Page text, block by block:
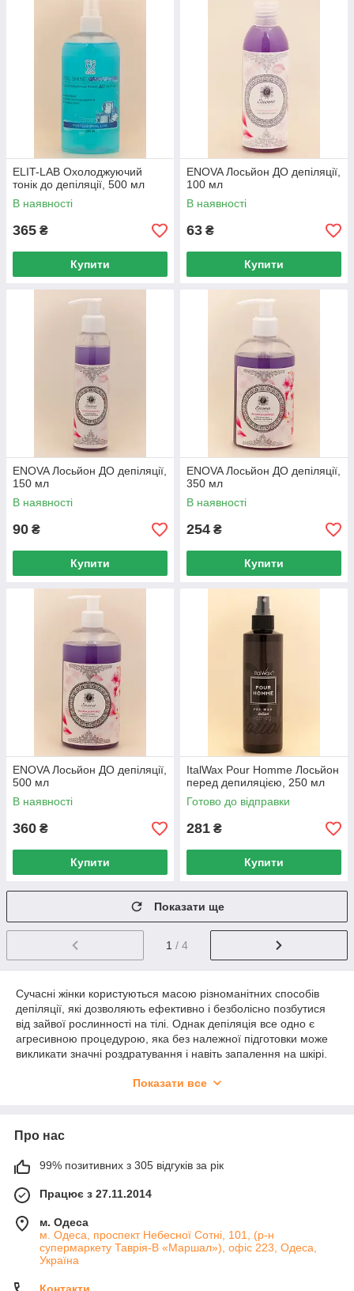
ELIT-LAB Охолоджуючий
тонік до депіляції, 500 мл
В наявності
365 ₴
Купити
ENOVA Лосьйон ДО депіляції,
100 мл
В наявності
63 ₴
Купити
ENOVA Лосьйон ДО депіляції,
150 мл
В наявності
90 ₴
Купити
ENOVA Лосьйон ДО депіляції,
350 мл
В наявності
254 ₴
Купити
ENOVA Лосьйон ДО депіляції,
500 мл
В наявності
360 ₴
Купити
ItalWax Pour Homme Лосьйон
перед депиляцією, 250 мл
Готово до відправки
281 ₴
Купити
Показати ще
1 / 4
Сучасні жінки користуються масою різноманітних способів
депіляції, які дозволяють ефективно і безболісно позбутися
від зайвої рослинності на тілі. Однак депіляція все одно є
агресивною процедурою, яка без належної підготовки може
викликати значні роздратування і навіть запалення на шкірі.
засоби до і після депіляції, які готують шкіру до даної
Особливості засобів до депіляції
Засоби до депіляціїрекомендуються професіоналами до
користувача. До них слід віднести:
· очищення шкіри від частинок жиру та інших сторонніх
речовин;
· дезінфекція шкіри ‒ особливо важлива частина, оскільки
після процедури депіляції шкіра відрізняється особливою
ніжністю;
Показати все
Про нас
99% позитивних з 305 відгуків за рік
Працює з 27.11.2014
м. Одеса
м. Одеса, проспект Небесної Сотні, 101, (р-н
супермаркету Таврія-В «Маршал»), офіс 223, Одеса,
Україна